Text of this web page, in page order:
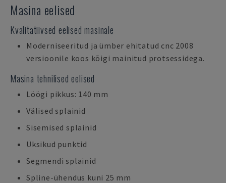
Masina eelised
Kvalitatiivsed eelised masinale
Moderniseeritud ja ümber ehitatud cnc 2008
versioonile koos kõigi mainitud protsessidega.
Masina tehnilised eelised
Löögi pikkus: 140 mm
Välised splainid
Sisemised splainid
Üksikud punktid
Segmendi splainid
Spline-ühendus kuni 25 mm